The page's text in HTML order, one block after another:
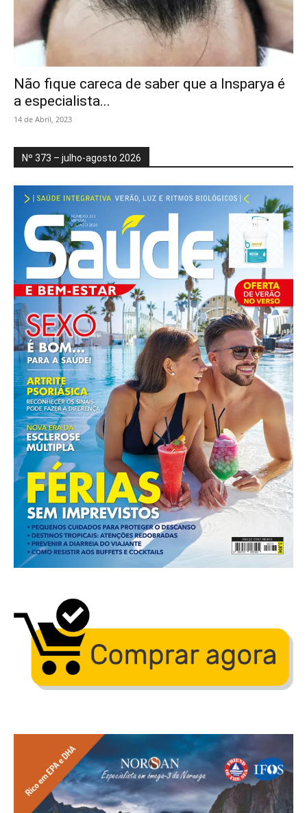
Não fique careca de saber que a Insparya é
a especialista...
14 de Abril, 2023
Nº 373 – julho-agosto 2026